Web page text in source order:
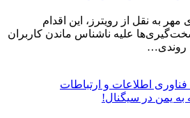
به نقل از رویترز، این اقدام
علیه ناشناس ماندن کاربران
روندی…
اطلاعات و ارتباطات